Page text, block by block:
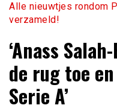
Alle nieuwtjes rondom
verzameld!
‘Anass
de rug toe
Serie A’